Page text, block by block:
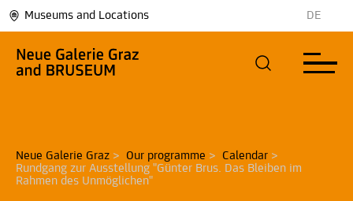
Museums and Locations DE
Neue Galerie Graz > Our programme > Calendar >
Rundgang zur Ausstellung "Günter Brus. Das Bleiben im
Rahmen des Unmöglichen"